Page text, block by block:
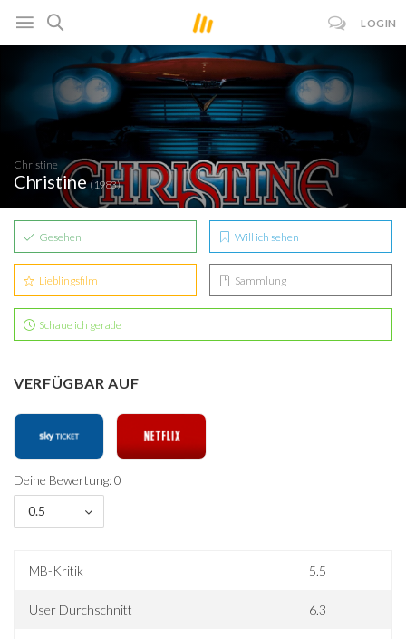
LOGIN
Christine
Christine(1983)
Gesehen Will ich sehen
Lieblingsfilm Sammlung
Schaue ich gerade
VERFÜGBAR AUF
Deine Bewertung: 0
0.5
MB-Kritik 5.5
User Durchschnitt 6.3